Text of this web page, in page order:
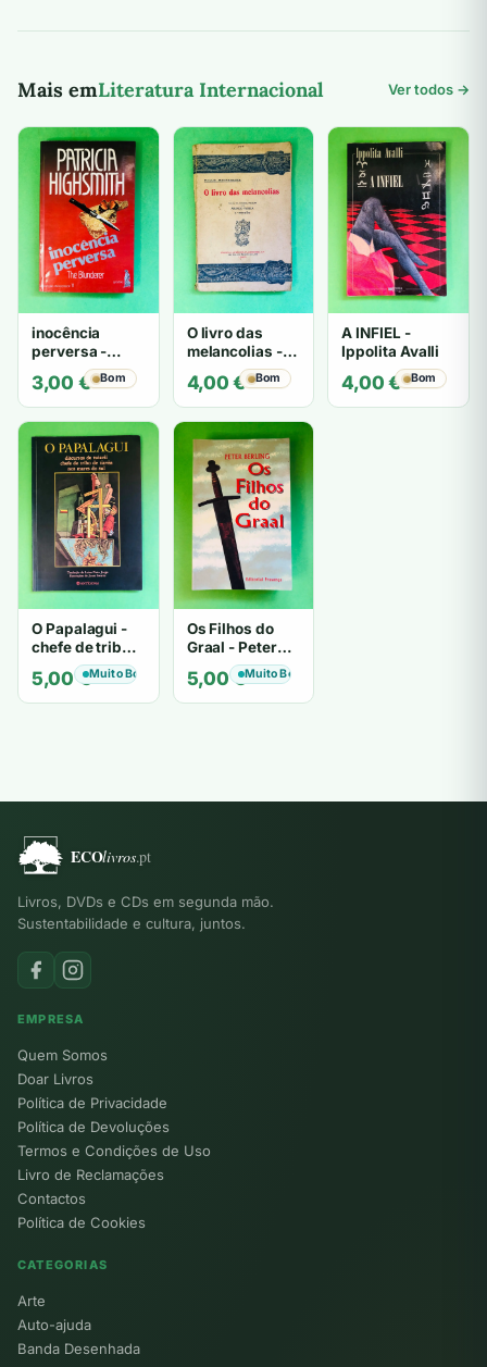
7,00 €.
5,00 €.
Mais emLiteratura Internacional Ver todos →
inocência
perversa -
PATRICIA
HIGHSMITH
3,00 € Bom
O livro das
melancolias -
Mantegazza
4,00€ Bom
A INFIEL -
Ippolita Avalli
4,00€ Bom
O Papalagui -
chefe de tribo
de tiavéa
5,00€Muito Bom
Os Filhos do
Graal - Peter
Berling
5,00€Muito Bom
Livros, DVDs e CDs em segunda mão.
Sustentabilidade e cultura, juntos.
EMPRESA
Quem Somos
Doar Livros
Política de Privacidade
Política de Devoluções
Termos e Condições de Uso
Livro de Reclamações
Contactos
Política de Cookies
CATEGORIAS
Arte
Auto-ajuda
Banda Desenhada